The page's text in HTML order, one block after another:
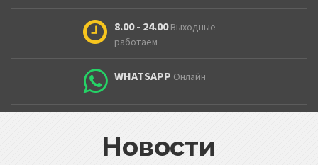
8.00 - 24.00 Выходные
работаем
WHATSAPP Онлайн
Новости